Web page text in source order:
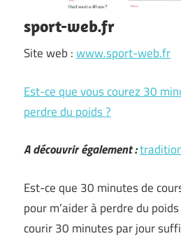
sport-web.fr
Site web :www.sport-web.fr
Est-ce que vous courez 30
perdre du poids ?
A découvrir également :
Est-ce que 30 minutes de
pour m’aider à perdre du
courir 30 minutes par jour